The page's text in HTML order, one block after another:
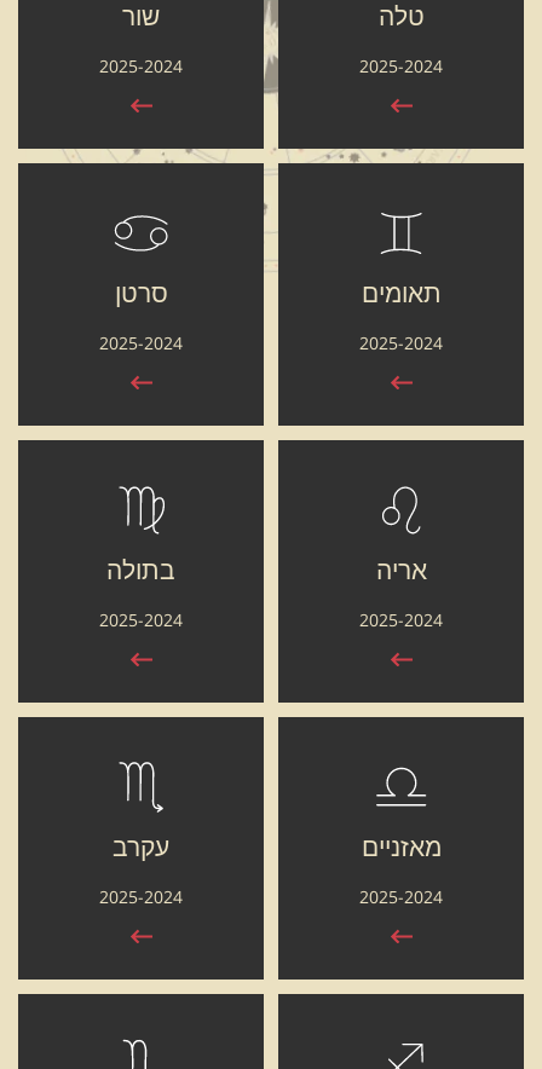
טלה
2025-2024
שור
2025-2024
תאומים
2025-2024
סרטן
2025-2024
אריה
2025-2024
בתולה
2025-2024
מאזניים
2025-2024
עקרב
2025-2024